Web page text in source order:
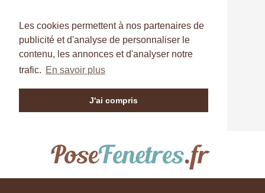
Les cookies permettent à nos partenaires de
publicité et d'analyse de personnaliser le
contenu, les annonces et d'analyser notre
trafic. En savoir plus
J'ai compris